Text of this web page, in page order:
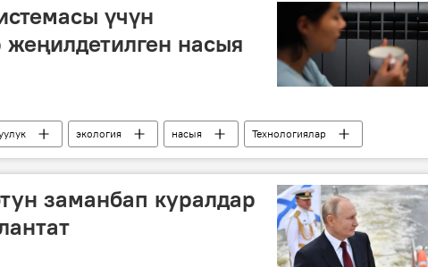
үчүн
насыя
экология насыя Технологиялар
заманбап куралдар